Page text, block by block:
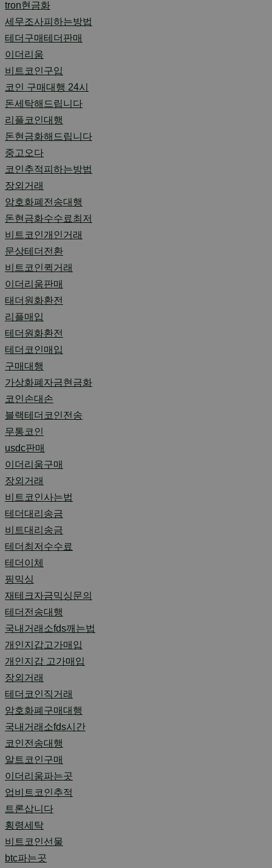
tron현금화
세무조사피하는방법
테더구매테더판매
이더리움
비트코인구입
코인 구매대행 24시
돈세탁해드립니다
리플코인대행
돈현금화해드립니다
중고오다
코인추적피하는방법
장외거래
암호화폐전송대행
돈현금화수수료최저
비트코인개인거래
문상테더전환
비트코인퀵거래
이더리움판매
태더원화환전
리플매입
테더원화환전
테더코인매입
구매대행
가상화폐자금현금화
코인손대손
블랙테더코인전송
무통코인
usdc판매
이더리움구매
장외거래
비트코인사는법
테더대리송금
비트대리송금
테더최저수수료
테더이체
핑믹싱
재테크자금믹싱문의
테더전송대행
국내거래소fds깨는법
개인지갑고가매입
개인지갑 고가매입
장외거래
테더코인직거래
암호화폐구매대행
국내거래소fds시간
코인전송대행
알트코인구매
이더리움파는곳
업비트코인추적
트론삽니다
횡령세탁
비트코인선물
btc파는곳